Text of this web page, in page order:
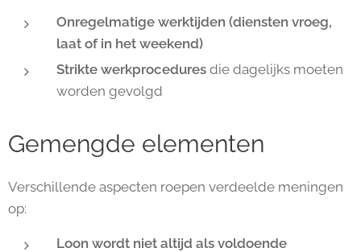
Onregelmatige werktijden (diensten vroeg,
laat of in het weekend)
Strikte werkprocedures die dagelijks moeten
worden gevolgd
Gemengde elementen
Verschillende aspecten roepen verdeelde meningen
op:
Loon wordt niet altijd als voldoende